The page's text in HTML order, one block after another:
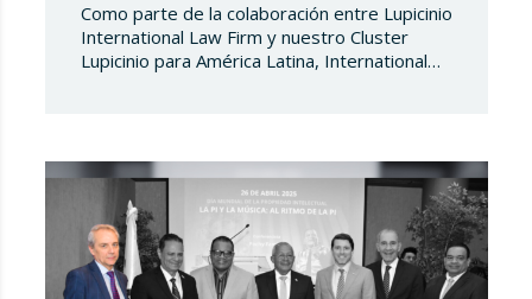
Como parte de la colaboración entre Lupicinio
International Law Firm y nuestro Cluster
Lupicinio para América Latina, International
Association of Mining Lawyers (WAOML),
celebrada en México del 1 al 3 de junio.
Nuestra participación…